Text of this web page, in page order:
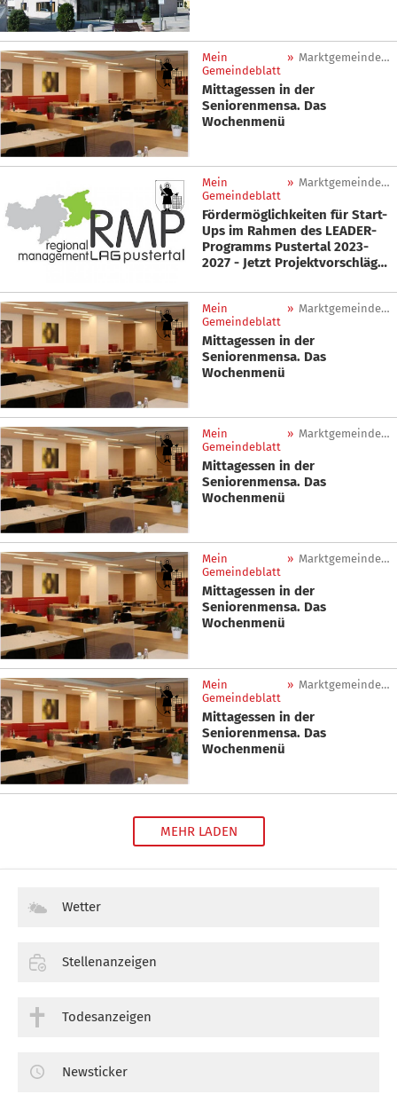
Mein
Gemeindeblatt
» Marktgemeinde Sankt Lorenzen
Mittagessen in der
Seniorenmensa. Das
Wochenmenü
Mein
Gemeindeblatt
» Marktgemeinde Sankt Lorenzen
Fördermöglichkeiten für Start-
Ups im Rahmen des LEADER-
Programms Pustertal 2023-
2027 - Jetzt Projektvorschläge
Mein
Gemeindeblatt
» Marktgemeinde Sankt Lorenzen
Mittagessen in der
Seniorenmensa. Das
Wochenmenü
Mein
Gemeindeblatt
» Marktgemeinde Sankt Lorenzen
Mittagessen in der
Seniorenmensa. Das
Wochenmenü
Mein
Gemeindeblatt
» Marktgemeinde Sankt Lorenzen
Mittagessen in der
Seniorenmensa. Das
Wochenmenü
Mein
Gemeindeblatt
» Marktgemeinde Sankt Lorenzen
Mittagessen in der
Seniorenmensa. Das
Wochenmenü
MEHR LADEN
Wetter
Stellenanzeigen
Todesanzeigen
Newsticker